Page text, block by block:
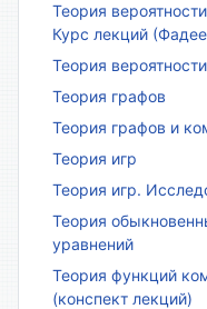
Теория
Курс лекций
Теория
Теория графов
Теория графов и
Теория игр
Теория игр.
Теория
уравнений
Теория функций
(конспект лекций)